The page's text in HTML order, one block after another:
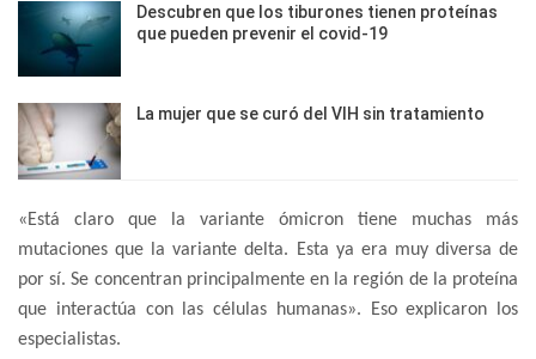
Descubren que los tiburones tienen proteínas
que pueden prevenir el covid-19
La mujer que se curó del VIH sin tratamiento
«Está claro que la variante ómicron tiene muchas más
mutaciones que la variante delta. Esta ya era muy diversa de
por sí. Se concentran principalmente en la región de la proteína
que interactúa con las células humanas». Eso explicaron los
especialistas.